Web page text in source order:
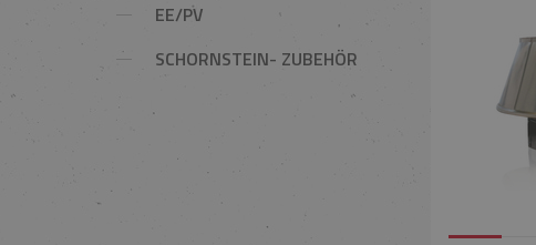
EE/PV
SCHORNSTEIN- ZUBEHÖR